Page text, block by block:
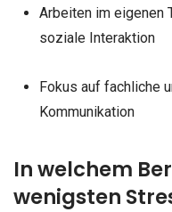
Arbeiten im eigenen
soziale Interaktion
Fokus auf fachliche
Kommunikation
In welchem
wenigsten